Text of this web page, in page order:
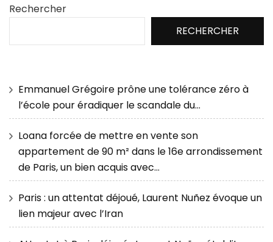
Rechercher
RECHERCHER
Emmanuel Grégoire prône une tolérance zéro à
l’école pour éradiquer le scandale du…
Loana forcée de mettre en vente son
appartement de 90 m² dans le 16e arrondissement
de Paris, un bien acquis avec…
Paris : un attentat déjoué, Laurent Nuñez évoque un
lien majeur avec l’Iran